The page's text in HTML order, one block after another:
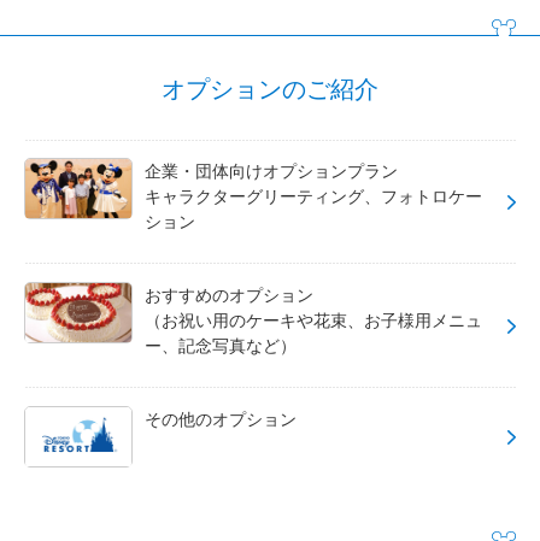
オプションのご紹介
企業・団体向けオプションプラン
キャラクターグリーティング、フォトロケー
ション
おすすめのオプション
（お祝い用のケーキや花束、お子様用メニュ
ー、記念写真など）
その他のオプション